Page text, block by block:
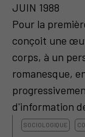
JUIN 1988
Pour la
conçoit une
corps, à un
romanesque,
d'information
SOCIOLOGIQUE